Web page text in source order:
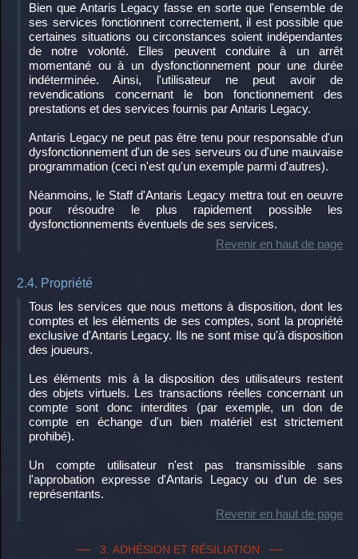
Bien que Antaris Legacy fasse en sorte que l'ensemble de
ses services fonctionnent correctement, il est possible que
certaines situations ou circonstances soient indépendantes
de notre volonté. Elles peuvent conduire à un arrêt
momentané ou à un dysfonctionnement pour une durée
indéterminée. Ainsi, l'utilisateur ne peut avoir de
revendications concernant le bon fonctionnement des
prestations et des services fournis par Antaris Legacy.
Antaris Legacy ne peut pas être tenu pour responsable d'un
dysfonctionnement d'un de ses serveurs ou d'une mauvaise
programmation (ceci n'est qu'un exemple parmi d'autres).
Néanmoins, le Staff d'Antaris Legacy mettra tout en oeuvre
pour résoudre le plus rapidement possible les
dysfonctionnements éventuels de ses services.
Revenir en haut de page
2.4. Propriété
Tous les services que nous mettons à disposition, dont les
comptes et les éléments de ses comptes, sont la propriété
exclusive d'Antaris Legacy. Ils ne sont mise qu'à disposition
des joueurs.
Les éléments mis à la disposition des utilisateurs restent
des objets virtuels. Les transactions réelles concernant un
compte sont donc interdites (par exemple, un don de
compte en échange d'un bien matériel est strictement
prohibé).
Un compte utilisateur n'est pas transmissible sans
l'approbation expresse d'Antaris Legacy ou d'un de ses
représentants.
Revenir en haut de page
3. ADHÉSION ET RÉSILIATION